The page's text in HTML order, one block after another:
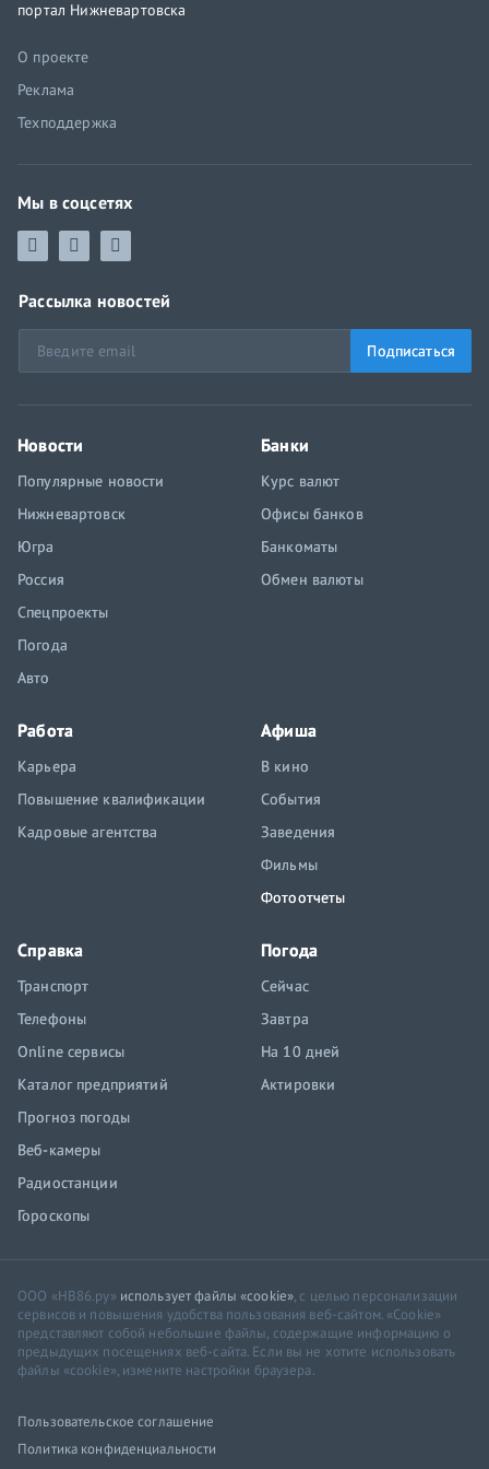
портал Нижневартовска
О проекте
Реклама
Техподдержка
Мы в соцсетях
Рассылка новостей
Подписаться
Новости
Популярные новости
Нижневартовск
Югра
Россия
Спецпроекты
Погода
Авто
Банки
Курс валют
Офисы банков
Банкоматы
Обмен валюты
Работа
Карьера
Повышение квалификации
Кадровые агентства
Афиша
В кино
События
Заведения
Фильмы
Фотоотчеты
Справка
Транспорт
Телефоны
Online сервисы
Каталог предприятий
Прогноз погоды
Веб-камеры
Радиостанции
Гороскопы
Погода
Сейчас
Завтра
На 10 дней
Актировки
ООО «НВ86.ру» использует файлы «cookie», с целью персонализации
сервисов и повышения удобства пользования веб-сайтом. «Cookie»
представляют собой небольшие файлы, содержащие информацию о
предыдущих посещениях веб-сайта. Если вы не хотите использовать
файлы «cookie», измените настройки браузера.
Пользовательское соглашение
Политика конфиденциальности